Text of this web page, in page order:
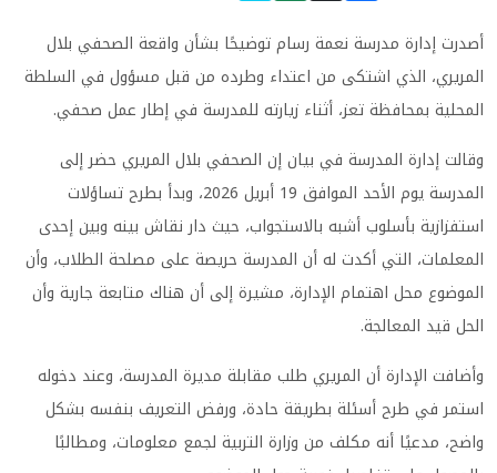
أصدرت إدارة مدرسة نعمة رسام توضيحًا بشأن واقعة الصحفي بلال
المريري، الذي اشتكى من اعتداء وطرده من قبل مسؤول في السلطة
المحلية بمحافظة تعز، أثناء زيارته للمدرسة في إطار عمل صحفي.
وقالت إدارة المدرسة في بيان إن الصحفي بلال المريري حضر إلى
المدرسة يوم الأحد الموافق 19 أبريل 2026، وبدأ بطرح تساؤلات
استفزازية بأسلوب أشبه بالاستجواب، حيث دار نقاش بينه وبين إحدى
المعلمات، التي أكدت له أن المدرسة حريصة على مصلحة الطلاب، وأن
الموضوع محل اهتمام الإدارة، مشيرة إلى أن هناك متابعة جارية وأن
الحل قيد المعالجة.
وأضافت الإدارة أن المريري طلب مقابلة مديرة المدرسة، وعند دخوله
استمر في طرح أسئلة بطريقة حادة، ورفض التعريف بنفسه بشكل
واضح، مدعيًا أنه مكلف من وزارة التربية لجمع معلومات، ومطالبًا